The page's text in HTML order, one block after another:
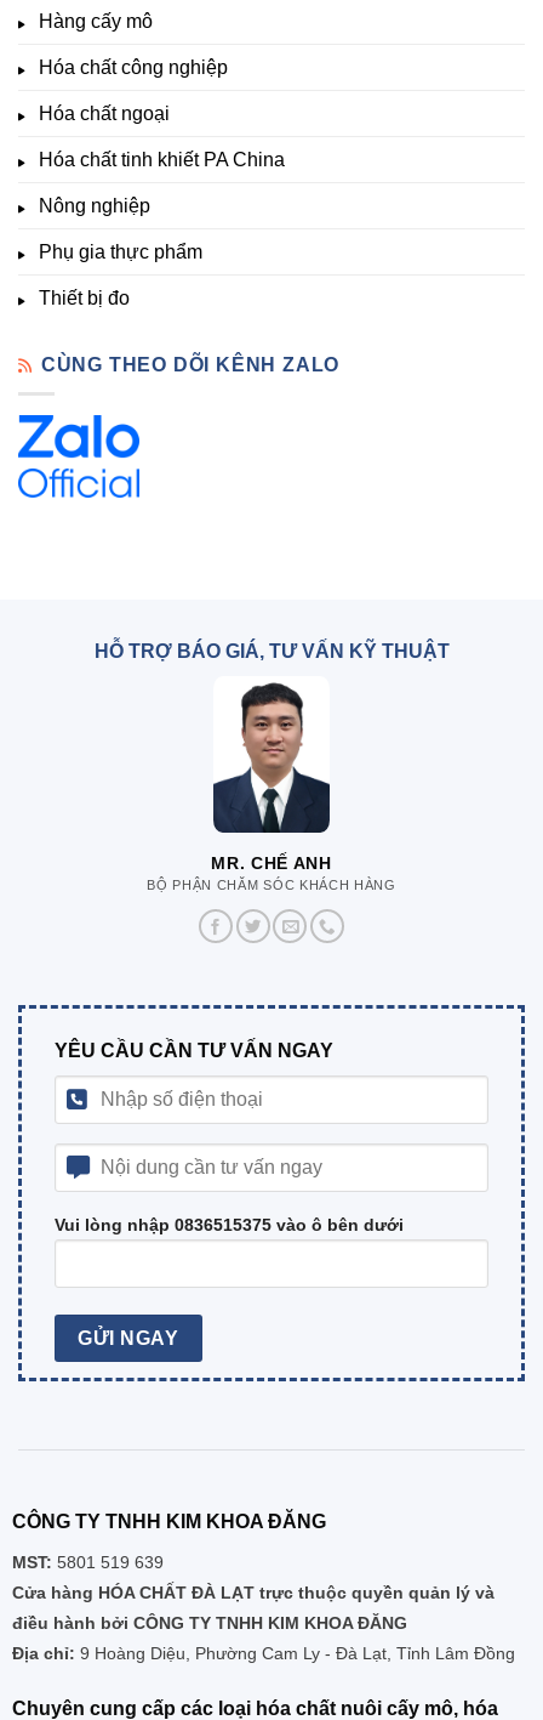
Chất
Hàng cấy mô
Hóa chất công nghiệp
Hóa chất ngoại
Hóa chất tinh khiết PA China
Nông nghiệp
Phụ gia thực phẩm
Thiết bị đo
CÙNG THEO DÕI KÊNH ZALO
HỖ TRỢ BÁO GIÁ, TƯ VẤN KỸ THUẬT
MR. CHẾ ANH
BỘ PHẬN CHĂM SÓC KHÁCH HÀNG
YÊU CẦU CẦN TƯ VẤN NGAY
Vui lòng nhập 0836515375 vào ô bên dưới
CÔNG TY TNHH KIM KHOA ĐĂNG
MST: 5801 519 639
Cửa hàng HÓA CHẤT ĐÀ LẠT trực thuộc quyền quản lý và
điều hành bởi CÔNG TY TNHH KIM KHOA ĐĂNG
Địa chỉ: 9 Hoàng Diệu, Phường Cam Ly - Đà Lạt, Tỉnh Lâm Đồng
Chuyên cung cấp các loại hóa chất nuôi cấy mô, hóa